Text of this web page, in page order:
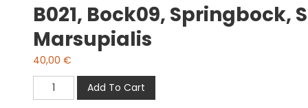
B021, Bock09,
Marsupialis
40,00€
B021,
bock09,
Add To Cart